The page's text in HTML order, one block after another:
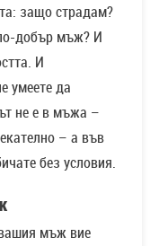
защо страдам?
добър мъж? И
И
умеете да
не е в мъжа –
– а във
без условия.
мъж вие